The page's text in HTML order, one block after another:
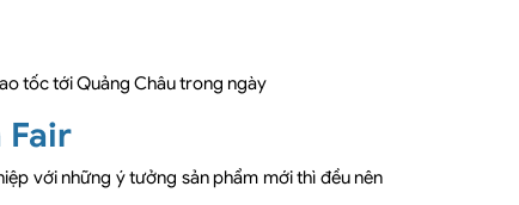
tốc tới Quảng Châu trong ngày
Fair
với những ý tưởng sản phẩm mới thì đều nên